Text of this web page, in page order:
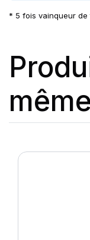
* 5 fois vainqueur de